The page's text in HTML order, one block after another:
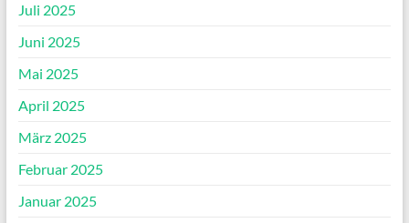
Juli 2025
Juni 2025
Mai 2025
April 2025
März 2025
Februar 2025
Januar 2025